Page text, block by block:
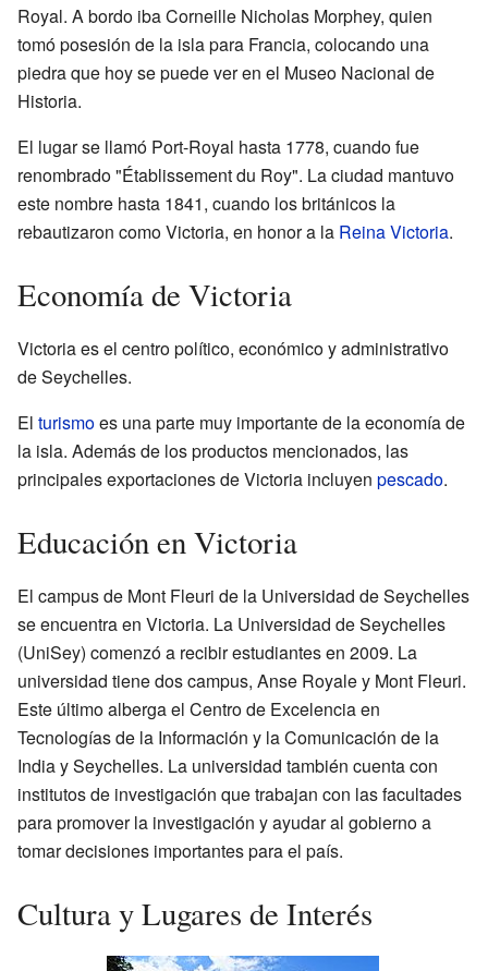
Royal. A bordo iba Corneille Nicholas Morphey, quien
tomó posesión de la isla para Francia, colocando una
piedra que hoy se puede ver en el Museo Nacional de
Historia.
El lugar se llamó Port-Royal hasta 1778, cuando fue
renombrado "Établissement du Roy". La ciudad mantuvo
este nombre hasta 1841, cuando los británicos la
rebautizaron como Victoria, en honor a la Reina Victoria.
Economía de Victoria
Victoria es el centro político, económico y administrativo
de Seychelles.
El turismoes una parte muy importante de la economía de
la isla. Además de los productos mencionados, las
principales exportaciones de Victoria incluyen pescado.
Educación en Victoria
El campus de Mont Fleuri de la Universidad de Seychelles
se encuentra en Victoria. La Universidad de Seychelles
(UniSey) comenzó a recibir estudiantes en 2009. La
universidad tiene dos campus, Anse Royale y Mont Fleuri.
Este último alberga el Centro de Excelencia en
Tecnologías de la Información y la Comunicación de la
India y Seychelles. La universidad también cuenta con
institutos de investigación que trabajan con las facultades
para promover la investigación y ayudar al gobierno a
tomar decisiones importantes para el país.
Cultura y Lugares de Interés